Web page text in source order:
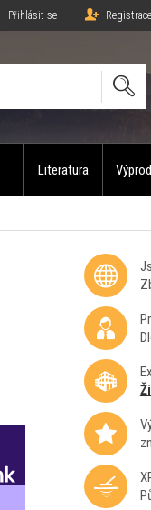
Přihlásit se Registrace
Literatura